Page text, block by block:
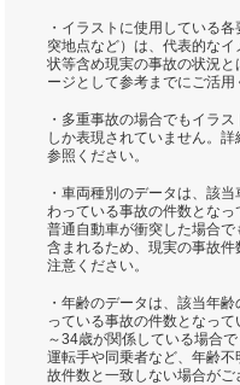
・イラストに使用している
突地点など）は、代表的な
状等含め現実の事故の状況
ージとして参考までにご活用
・多重事故の場合でもイラ
しか表現されていません。
参照ください。
・車両種別のデータは、該
わっている事故の件数とな
普通自動車が衝突した場合
含まれるため、現実の事故
注意ください。
・年齢のデータは、該当年
っている事故の件数となっ
～34歳が関係している場合
運転手や同乗者など、年齢
故件数と一致しない場合がご